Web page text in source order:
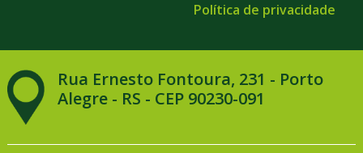
Política de privacidade
Rua Ernesto Fontoura, 231 - Porto
Alegre - RS - CEP 90230-091